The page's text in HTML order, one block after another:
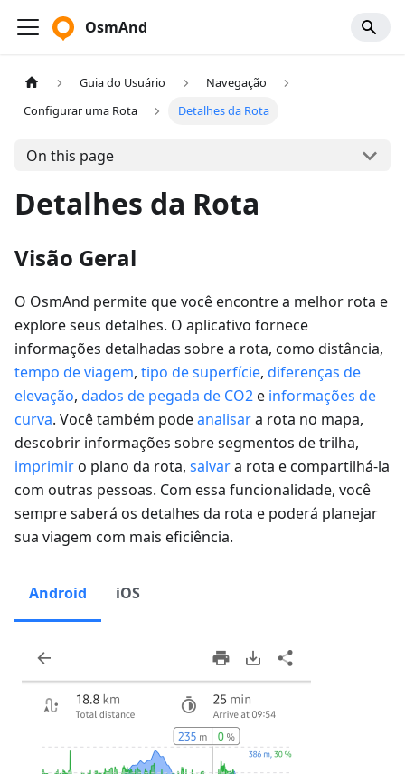
OsmAnd
Guia do Usuário
Navegação
Configurar uma Rota
Detalhes da Rota
On this page
Detalhes da Rota
Visão Geral
O OsmAnd permite que você encontre a melhor rota e
explore seus detalhes. O aplicativo fornece
informações detalhadas sobre a rota, como distância,
tempo de viagem, tipo de superfície, diferenças de
elevação, dados de pegada de CO2e informações de
curva. Você também podeanalisara rota no mapa,
descobrir informações sobre segmentos de trilha,
imprimiro plano da rota, salvara rota e compartilhá-la
com outras pessoas. Com essa funcionalidade, você
sempre saberá os detalhes da rota e poderá planejar
sua viagem com mais eficiência.
Android iOS